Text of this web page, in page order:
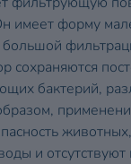
имеет форму
сохраняются
бактерий,
и